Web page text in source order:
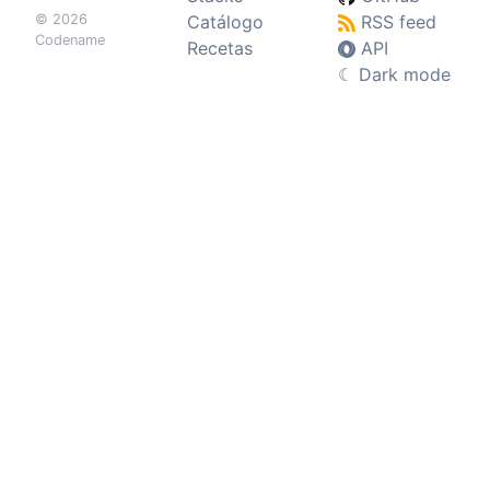
© 2026
Codename
Catálogo
Recetas
RSS feed
API
☾ Dark mode